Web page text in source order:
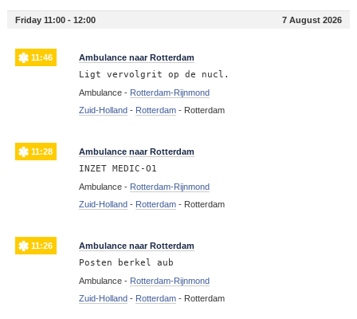
Friday 11:00 - 12:00 7 August 2026
11:46 Ambulance naar Rotterdam
Ligt vervolgrit op de nucl.
Ambulance - Rotterdam-Rijnmond
Zuid-Holland- Rotterdam- Rotterdam
11:28 Ambulance naar Rotterdam
INZET MEDIC-O1
Ambulance - Rotterdam-Rijnmond
Zuid-Holland- Rotterdam- Rotterdam
11:26 Ambulance naar Rotterdam
Posten berkel aub
Ambulance - Rotterdam-Rijnmond
Zuid-Holland- Rotterdam- Rotterdam